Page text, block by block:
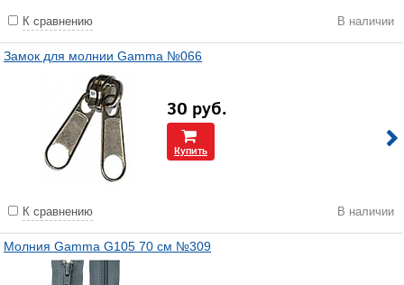
К сравнению В наличии
Замок для молнии Gamma №066
30 руб.
Купить
К сравнению В наличии
Молния Gamma G105 70 см №309